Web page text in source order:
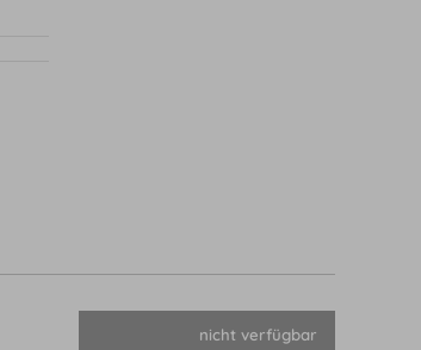
nicht verfügbar